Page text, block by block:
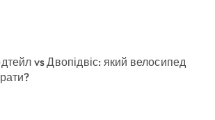
vs Двопідвіс: який велосипед